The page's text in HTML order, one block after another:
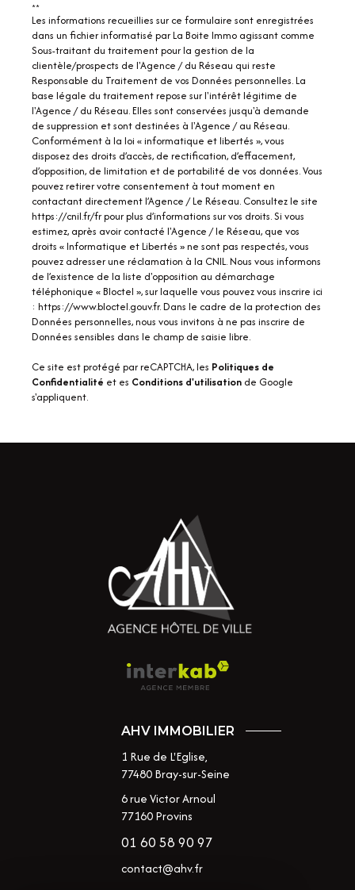
**
Les informations recueillies sur ce formulaire sont enregistrées
dans un fichier informatisé par La Boite Immo agissant comme
Sous-traitant du traitement pour la gestion de la
clientèle/prospects de l'Agence / du Réseau qui reste
Responsable du Traitement de vos Données personnelles. La
base légale du traitement repose sur l'intérêt légitime de
l'Agence / du Réseau. Elles sont conservées jusqu'à demande
de suppression et sont destinées à l'Agence / au Réseau.
Conformément à la loi « informatique et libertés », vous
disposez des droits d’accès, de rectification, d’effacement,
d’opposition, de limitation et de portabilité de vos données. Vous
pouvez retirer votre consentement à tout moment en
contactant directement l’Agence / Le Réseau. Consultez le site
https://cnil.fr/frpour plus d’informations sur vos droits. Si vous
estimez, après avoir contacté l'Agence / le Réseau, que vos
droits « Informatique et Libertés » ne sont pas respectés, vous
pouvez adresser une réclamation à la CNIL. Nous vous informons
de l’existence de la liste d'opposition au démarchage
téléphonique « Bloctel », sur laquelle vous pouvez vous inscrire ici
: https://www.bloctel.gouv.fr. Dans le cadre de la protection des
Données personnelles, nous vous invitons à ne pas inscrire de
Données sensibles dans le champ de saisie libre.
Ce site est protégé par reCAPTCHA, les Politiques de
Confidentialité et es Conditions d'utilisation de Google
s'appliquent.
AHV IMMOBILIER
1 Rue de L'Eglise,
77480Bray-sur-Seine
6 rue Victor Arnoul
77160 Provins
01 60 58 90 97
contact@ahv.fr